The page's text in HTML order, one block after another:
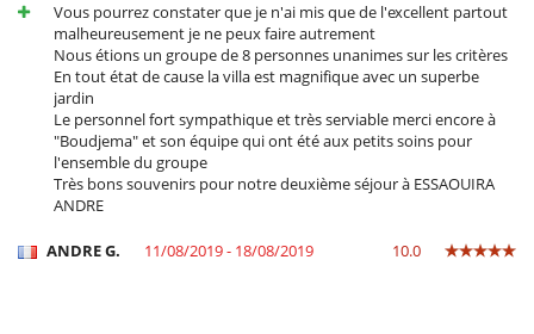
Vous pourrez constater que je n'ai mis que de l'excellent partout
malheureusement je ne peux faire autrement
Nous étions un groupe de 8 personnes unanimes sur les critères
En tout état de cause la villa est magnifique avec un superbe
jardin
Le personnel fort sympathique et très serviable merci encore à
"Boudjema" et son équipe qui ont été aux petits soins pour
l'ensemble du groupe
Très bons souvenirs pour notre deuxième séjour à ESSAOUIRA
ANDRE
ANDRE G. 11/08/2019 - 18/08/2019 10.0